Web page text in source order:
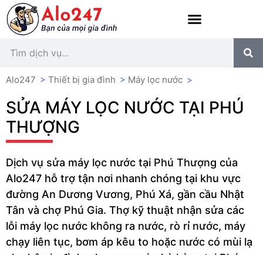
Alo247 > Thiết bị gia đình > Máy lọc nước >
SỬA MÁY LỌC NƯỚC TẠI PHÚ
THƯỢNG
Dịch vụ sửa máy lọc nước tại Phú Thượng của
Alo247 hỗ trợ tận nơi nhanh chóng tại khu vực
đường An Dương Vương, Phú Xá, gần cầu Nhật
Tân và chợ Phú Gia. Thợ kỹ thuật nhận sửa các
lỗi máy lọc nước không ra nước, rò rỉ nước, máy
chạy liên tục, bơm áp kêu to hoặc nước có mùi lạ